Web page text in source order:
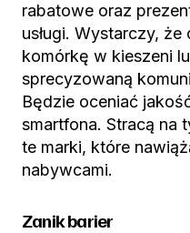
rabatowe oraz
usługi. Wystarczy, że
komórkę w kieszeni
sprecyzowaną
Będzie oceniać
smartfona. Stracą na
te marki, które
nabywcami.
Zanik barier